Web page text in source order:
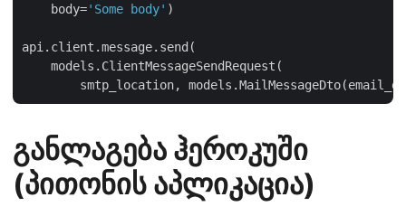
    body=
'Some body' )
api.client.message.send(
    models.ClientMessageSendRequest(
განლაგება ჰეროკუში
(პითონის აპლიკაცია)